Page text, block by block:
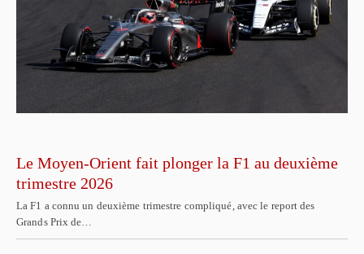
Le Moyen-Orient fait plonger la F1 au deuxième
trimestre 2026
La F1 a connu un deuxième trimestre compliqué, avec le report des
Grands Prix de…